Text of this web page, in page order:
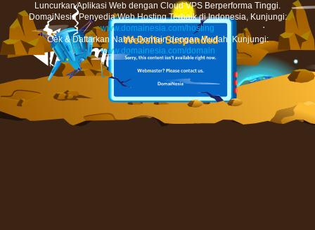
Luncurkan Aplikasi Web dengan Cloud VPS Berperforma Tinggi.
DomaiNesia Penyedia Web Hosting Terbaik di Indonesia, Kunjungi:
www.domainesia.com/hosting
Cek & Daftarkan Nama Domain dengan Mudah, Kunjungi:
www.domainesia.com/domain